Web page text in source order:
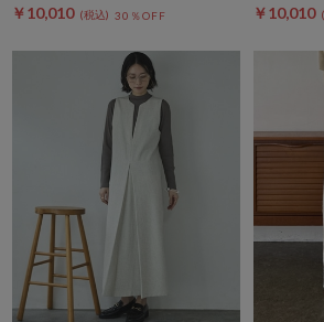
￥10,010 30％OFF ￥10,010